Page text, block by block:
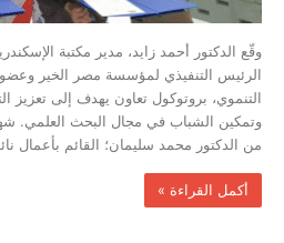
وقّع الدكتور أحمد زايد، مدير مكتبة
الرئيس التنفيذي لمؤسسة مصر الخير وعضو
التنموي، بروتوكول تعاون يهدف إلى تعزيز
وتمكين الشباب في مجال البحث العلمي.
من الدكتور محمد سليمان؛ القائم بأعمال
‫أكمل القراءة »‬